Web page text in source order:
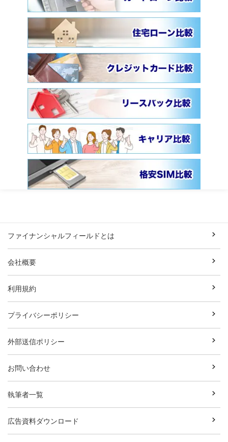
ファイナンシャルフィールドとは
会社概要
利用規約
プライバシーポリシー
外部送信ポリシー
お問い合わせ
執筆者一覧
広告資料ダウンロード